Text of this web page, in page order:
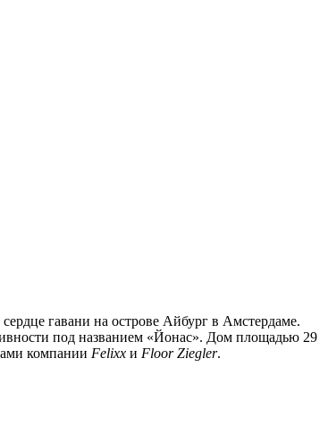
гавани на острове Айбург в Амстердаме.
под названием «Йонас». Дом площадью 29
компании Felixx и Floor Ziegler.